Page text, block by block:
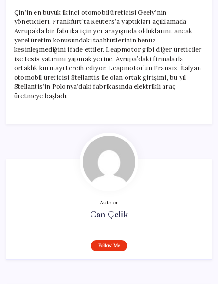
Çin’in en büyük ikinci otomobil üreticisi Geely’nin
yöneticileri, Frankfurt’ta Reuters’a yaptıkları açıklamada
Avrupa’da bir fabrika için yer arayışında olduklarını, ancak
yerel üretim konusundaki taahhütlerinin henüz
kesinleşmediğini ifade ettiler. Leapmotor gibi diğer üreticiler
ise tesis yatırımı yapmak yerine, Avrupa’daki firmalarla
ortaklık kurmayı tercih ediyor. Leapmotor’un Fransız-İtalyan
otomobil üreticisi Stellantis ile olan ortak girişimi, bu yıl
Stellantis’in Polonya’daki fabrikasında elektrikli araç
üretmeye başladı.
Author
Can Çelik
Follow Me